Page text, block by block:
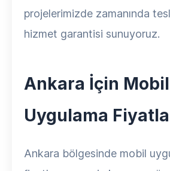
projelerimizde zamanında
hizmet garantisi sunuyoruz.
Ankara İçin Mobil
Uygulama
Ankara bölgesinde mobil